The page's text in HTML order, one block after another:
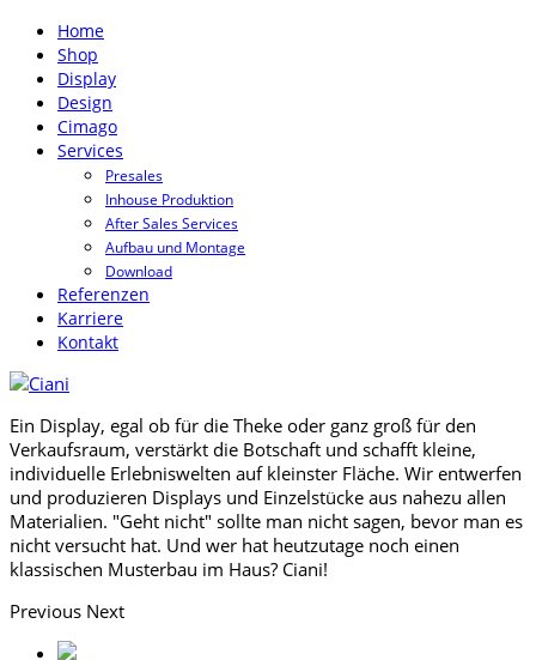
Home
Shop
Display
Design
Cimago
Services
Presales
Inhouse Produktion
After Sales Services
Aufbau und Montage
Download
Referenzen
Karriere
Kontakt
Ein Display, egal ob für die Theke oder ganz groß für den
Verkaufsraum, verstärkt die Botschaft und schafft kleine,
individuelle Erlebniswelten auf kleinster Fläche. Wir entwerfen
und produzieren Displays und Einzelstücke aus nahezu allen
Materialien. "Geht nicht" sollte man nicht sagen, bevor man es
nicht versucht hat. Und wer hat heutzutage noch einen
klassischen Musterbau im Haus? Ciani!
Previous Next